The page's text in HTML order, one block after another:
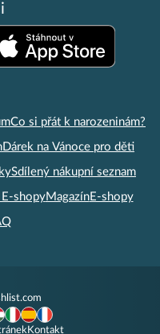
Co si přát k narozeninám?
Dárek na Vánoce pro děti
Sdílený nákupní seznam
shopyMagazínE-shopy
Kontakt